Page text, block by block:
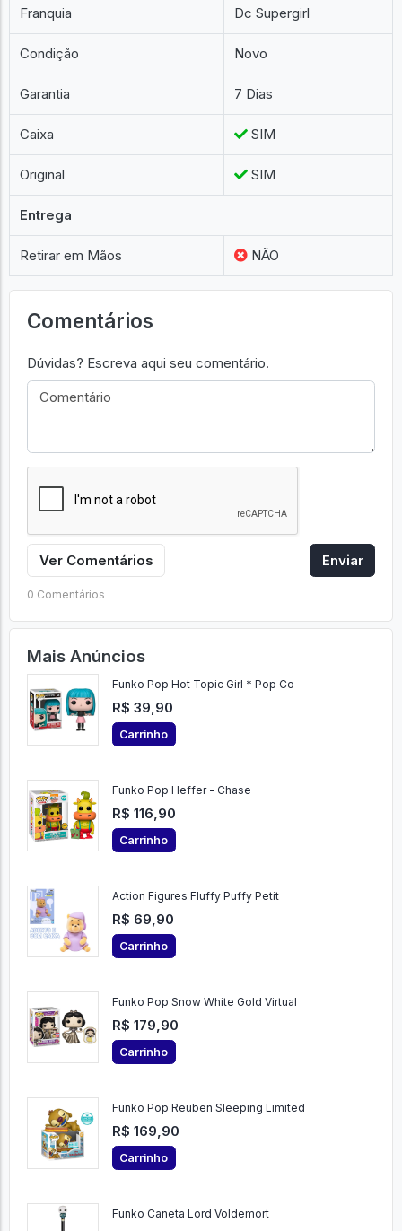
Franquia Dc Supergirl
Condição Novo
Garantia 7 Dias
Caixa SIM
Original SIM
Entrega
Retirar em Mãos NÃO
Comentários
Dúvidas? Escreva aqui seu comentário.
Ver Comentários Enviar
0 Comentários
Mais Anúncios
Funko Pop Hot Topic Girl * Pop Co
R$ 39,90
Carrinho
Funko Pop Heffer - Chase
R$ 116,90
Carrinho
Action Figures Fluffy Puffy Petit
R$ 69,90
Carrinho
Funko Pop Snow White Gold Virtual
R$ 179,90
Carrinho
Funko Pop Reuben Sleeping Limited
R$ 169,90
Carrinho
Funko Caneta Lord Voldemort